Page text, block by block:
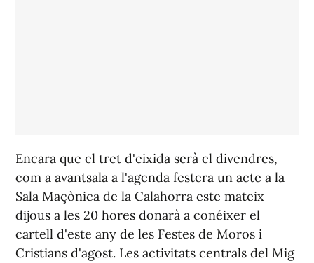
Encara que el tret d'eixida serà el divendres,
com a avantsala a l'agenda festera un acte a la
Sala Maçònica de la Calahorra este mateix
dijous a les 20 hores donarà a conéixer el
cartell d'este any de les Festes de Moros i
Cristians d'agost. Les activitats centrals del Mig